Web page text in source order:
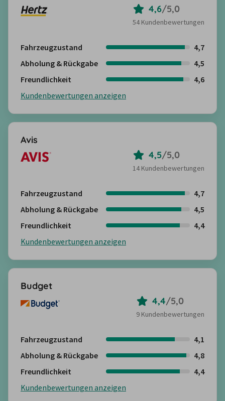
4,6/5,0
54 Kundenbewertungen
Fahrzeugzustand
4,7
Abholung & Rückgabe
4,5
Freundlichkeit
4,6
Kundenbewertungen anzeigen
Avis
4,5/5,0
14 Kundenbewertungen
Fahrzeugzustand
4,7
Abholung & Rückgabe
4,5
Freundlichkeit
4,4
Kundenbewertungen anzeigen
Budget
4,4/5,0
9 Kundenbewertungen
Fahrzeugzustand
4,1
Abholung & Rückgabe
4,8
Freundlichkeit
4,4
Kundenbewertungen anzeigen